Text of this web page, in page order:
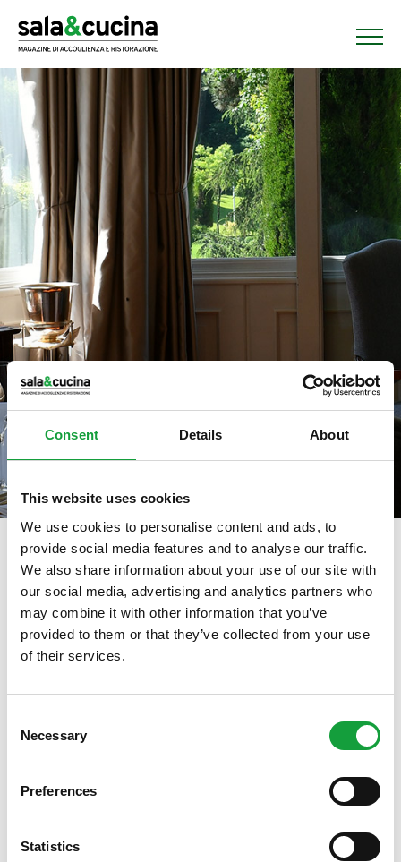
Consent Details About
This website uses cookies
We use cookies to personalise content and ads, to
provide social media features and to analyse our traffic.
We also share information about your use of our site with
our social media, advertising and analytics partners who
may combine it with other information that you’ve
provided to them or that they’ve collected from your use
of their services.
Selection
Necessary
Preferences
Statistics
tag directory > plonger
plonger
Di seguito tutti i contenuti taggati con: plonger
ISCRIVITI ALLA NEWSLETTER
Resta aggiornato su tutte le ultime novita nel campo